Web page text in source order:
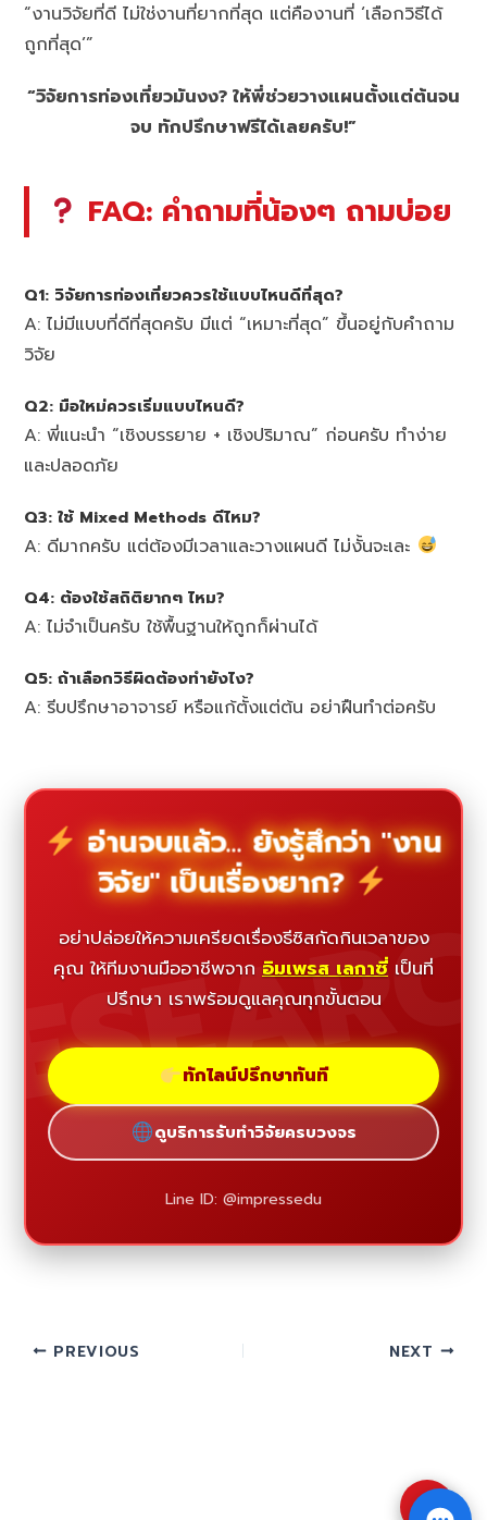
“งานวิจัยที่ดี ไม่ใช่งานที่ยากที่สุด แต่คืองานที่ ‘เลือกวิธีได้
ถูกที่สุด’”
“วิจัยการท่องเที่ยวมันงง? ให้พี่ช่วยวางแผนตั้งแต่ต้นจน
จบ ทักปรึกษาฟรีได้เลยครับ!”
FAQ: คำถามที่น้องๆ ถามบ่อย
Q1: วิจัยการท่องเที่ยวควรใช้แบบไหนดีที่สุด?
A: ไม่มีแบบที่ดีที่สุดครับ มีแต่ “เหมาะที่สุด” ขึ้นอยู่กับคำถาม
วิจัย
Q2: มือใหม่ควรเริ่มแบบไหนดี?
A: พี่แนะนำ “เชิงบรรยาย + เชิงปริมาณ” ก่อนครับ ทำง่าย
และปลอดภัย
Q3: ใช้ Mixed Methods ดีไหม?
A: ดีมากครับ แต่ต้องมีเวลาและวางแผนดี ไม่งั้นจะเละ
Q4: ต้องใช้สถิติยากๆ ไหม?
A: ไม่จำเป็นครับ ใช้พื้นฐานให้ถูกก็ผ่านได้
Q5: ถ้าเลือกวิธีผิดต้องทำยังไง?
A: รีบปรึกษาอาจารย์ หรือแก้ตั้งแต่ต้น อย่าฝืนทำต่อครับ
อ่านจบแล้ว... ยังรู้สึกว่า "งาน
วิจัย" เป็นเรื่องยาก?
อย่าปล่อยให้ความเครียดเรื่องธีซิสกัดกินเวลาของ
คุณ ให้ทีมงานมืออาชีพจาก อิมเพรส เลกาซี่ เป็นที่
ปรึกษา เราพร้อมดูแลคุณทุกขั้นตอน
ทักไลน์ปรึกษาทันที
ดูบริการรับทำวิจัยครบวงจร
Line ID: @impressedu
PREVIOUS NEXT
⇧